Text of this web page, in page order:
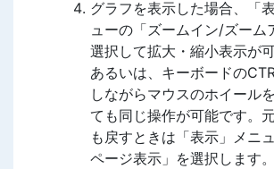
グラフを表示した場合、「
ューの「ズームイン/ズーム
選択して拡大・縮小表示が可
あるいは、キーボードの
しながらマウスのホイール
ても同じ操作が可能です。
も戻すときは「表示」メニ
ページ表示」を選択します。